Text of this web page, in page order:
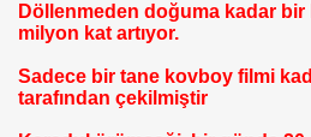
Döllenmeden doğuma kadar bir
milyon kat artıyor.
Sadece bir tane kovboy filmi
tarafından çekilmiştir